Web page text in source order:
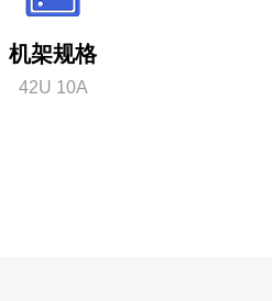
机架规格
42U 10A